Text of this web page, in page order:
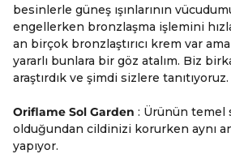
besinlerle güneş ışınlarının
engellerken bronzlaşma işlemini
an birçok bronzlaştırıcı krem var
yararlı bunlara bir göz atalım. Biz
araştırdık ve şimdi sizlere tanıtıyoruz.
Oriflame Sol Garden : Ürünün temel
olduğundan cildinizi korurken aynı
yapıyor.